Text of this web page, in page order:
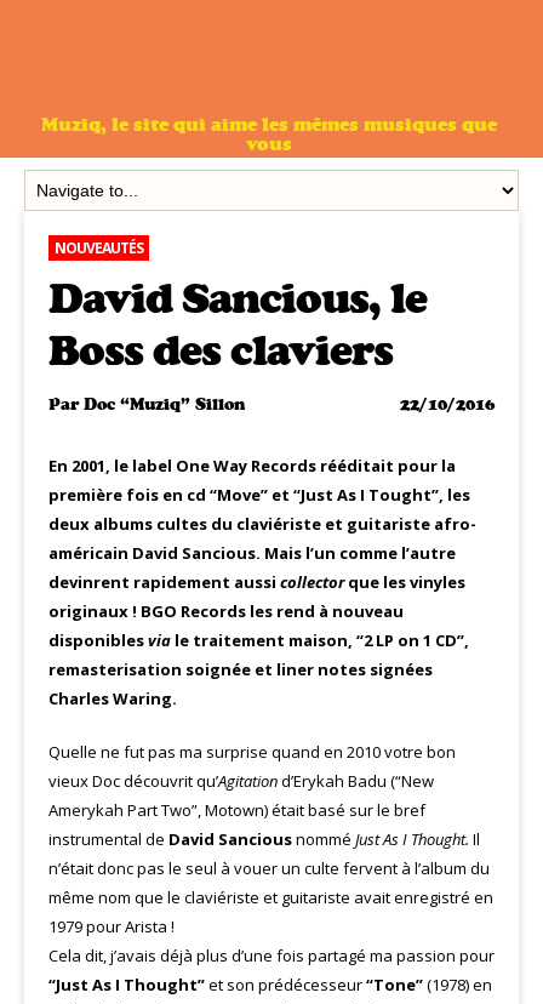
Muziq, le site qui aime les mêmes musiques que
vous
NOUVEAUTÉS
David Sancious, le
Boss des claviers
ParDoc “Muziq” Sillon 22/10/2016
En 2001, le label One Way Records rééditait pour la
première fois en cd “Move” et “Just As I Tought”, les
deux albums cultes du claviériste et guitariste afro-
américain David Sancious. Mais l’un comme l’autre
devinrent rapidement aussi collectorque les vinyles
originaux ! BGO Records les rend à nouveau
disponiblesvia le traitement maison, “2 LP on 1 CD”,
remasterisation soignée et liner notes signées
Charles Waring.
Quelle ne fut pas ma surprise quand en 2010 votre bon
vieux Doc découvrit qu’Agitationd’Erykah Badu (“New
Amerykah Part Two”, Motown) était basé sur le bref
instrumental de David Sanciousnommé Just As I Thought. Il
n’était donc pas le seul à vouer un culte fervent à l’album du
même nom que le claviériste et guitariste avait enregistré en
1979 pour Arista !
Cela dit, j’avais déjà plus d’une fois partagé ma passion pour
“Just As I Thought”et son prédécesseur“Tone”(1978) en